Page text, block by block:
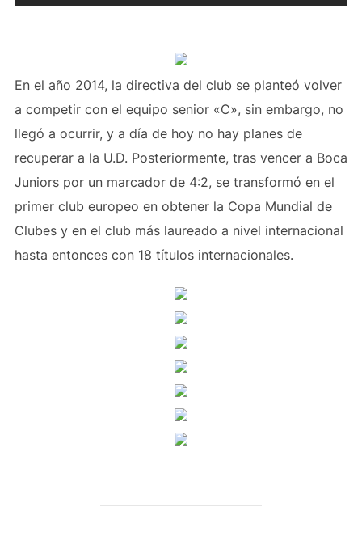
En el año 2014, la directiva del club se planteó volver
a competir con el equipo senior «C», sin embargo, no
llegó a ocurrir, y a día de hoy no hay planes de
recuperar a la U.D. Posteriormente, tras vencer a Boca
Juniors por un marcador de 4:2, se transformó en el
primer club europeo en obtener la Copa Mundial de
Clubes y en el club más laureado a nivel internacional
hasta entonces con 18 títulos internacionales.